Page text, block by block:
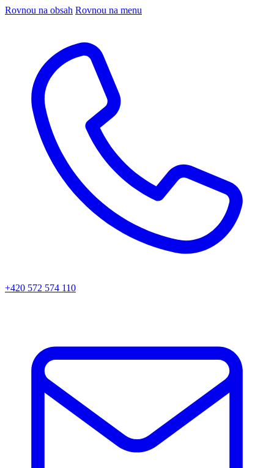
Rovnou na obsah Rovnou na menu
+420 572 574 110